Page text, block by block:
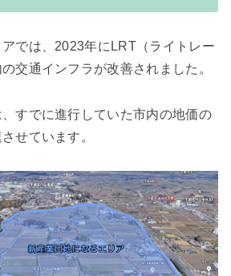
では、2023年にLRT（ライトレー
交通インフラが改善されました。
すでに進行していた市内の地価の
せています。